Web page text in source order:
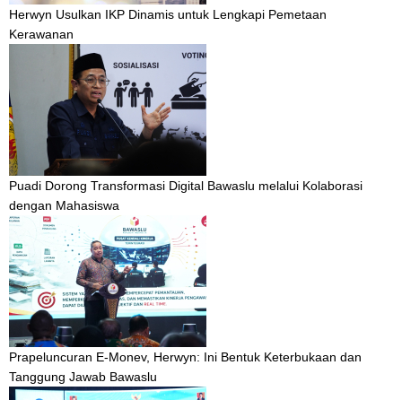
Herwyn Usulkan IKP Dinamis untuk Lengkapi Pemetaan
Kerawanan
Puadi Dorong Transformasi Digital Bawaslu melalui Kolaborasi
dengan Mahasiswa
Prapeluncuran E-Monev, Herwyn: Ini Bentuk Keterbukaan dan
Tanggung Jawab Bawaslu